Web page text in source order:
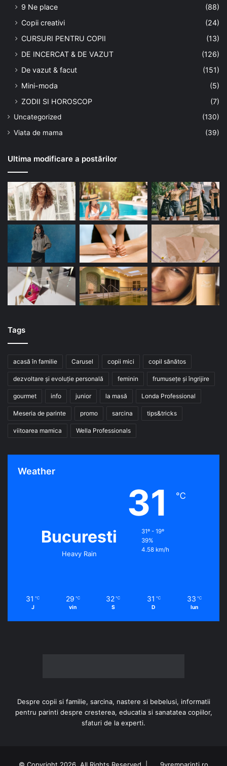
9 Ne place
(88)
Copii creativi
(24)
CURSURI PENTRU COPII
(13)
DE INCERCAT & DE VAZUT
(126)
De vazut & facut
(151)
Mini-moda
(5)
ZODII SI HOROSCOP
(7)
Uncategorized
(130)
Viata de mama
(39)
Ultima modificare a postărilor
Tags
acasă în familie Carusel copii mici copil sănătos
dezvoltare și evoluție personală feminin frumusețe și îngrijire
gourmet info junior la masă Londa Professional
Meseria de parinte promo sarcina tips&tricks
viitoarea mamica Wella Professionals
Weather
Bucuresti
Heavy Rain
31 ℃
31º - 19º
39%
4.58 km/h
31 ℃
J
29 ℃
vin
32 ℃
S
31 ℃
D
33 ℃
lun
Despre copii si familie, sarcina, nastere si bebelusi, informatii
pentru parinti despre cresterea, educatia si sanatatea copiilor,
sfaturi de la experti.